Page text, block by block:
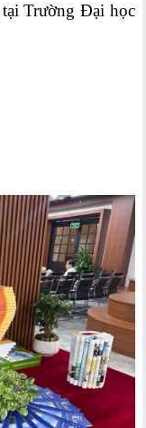
Trường Đại học